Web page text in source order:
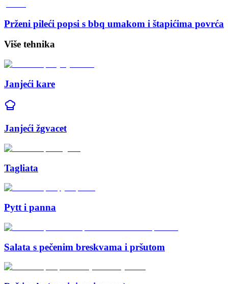
Prženi pileći popsi s bbq umakom i štapićima povrća
Više tehnika
Janjeći kare
Janjeći žgvacet
Tagliata
Pytt i panna
Salata s pečenim breskvama i pršutom